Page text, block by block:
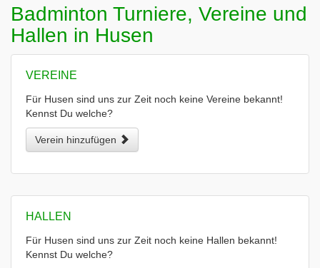
Badminton Turniere, Vereine und
Hallen in Husen
VEREINE
Für Husen sind uns zur Zeit noch keine Vereine bekannt!
Kennst Du welche?
Verein hinzufügen
HALLEN
Für Husen sind uns zur Zeit noch keine Hallen bekannt!
Kennst Du welche?